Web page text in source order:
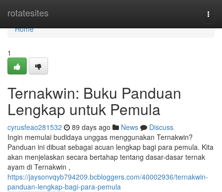
rotatesites
Home
Home
1
Ternakwin: Buku Panduan
Lengkap untuk Pemula
cyrusfeao281532 89 days ago News
Discuss
Ingin memulai budidaya unggas menggunakan Ternakwin?
Panduan ini dibuat sebagai acuan lengkap bagi para pemula. Kita
akan menjelaskan secara bertahap tentang dasar-dasar ternak
ayam di Ternakwin ,
https://jaysonvqyb794209.bcbloggers.com/40002936/ternakwin-
panduan-lengkap-bagi-para-pemula